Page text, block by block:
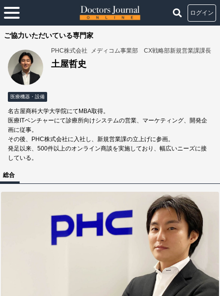
ログイン
ご協力いただいている専門家
PHC株式会社 メディコム事業部 CX戦略部新規営業課課長
土屋哲史
医療機器・設備
名古屋商科大学大学院にてMBA取得。
医療ITベンチャーにて診療所向けシステムの営業、マーケティング、開発企
画に従事。
その後、PHC株式会社に入社し、新規営業課の立上げに参画。
発足以来、500件以上のオンライン商談を実施しており、幅広いニーズに接
している。
総合